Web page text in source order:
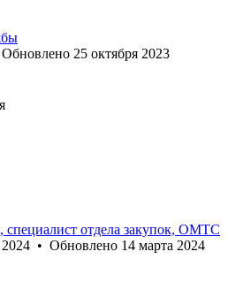
Обновлено 25 октября 2023
отдела закупок, ОМТС
• Обновлено 14 марта 2024